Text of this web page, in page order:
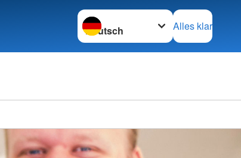
Sprache wechseln zu
Alles klar